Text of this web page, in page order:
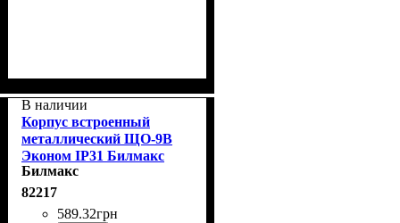
В наличии
Корпус встроенный
металлический ЩО-9В
Эконом IP31 Билмакс
Билмакс
82217
589.32грн